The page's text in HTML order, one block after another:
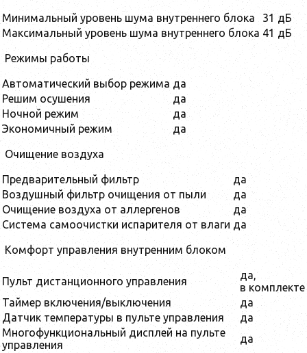
Минимальный уровень шума внутреннего блока
31 дБ
Максимальный уровень шума внутреннего блока 41 дБ
Режимы работы
Автоматический выбор режима да
Решим осушения
да
Ночной режим
да
Экономичный режим
да
Очищение воздуха
Предварительный фильтр
да
Воздушный фильтр очищения от пыли
да
Очищение воздуха от аллергенов
да
Система самоочистки испарителя от влаги да
Комфорт управления внутренним блоком
Пульт дистанционного управления
да,
в комплекте
Таймер включения/выключения
да
Датчик температуры в пульте управления
да
Многофункциональный дисплей на пульте
управления
да